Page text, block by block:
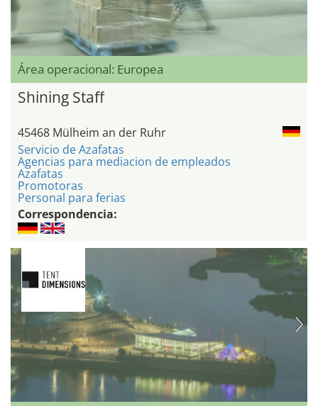
Área operacional: Europea
Shining Staff
45468 Mülheim an der Ruhr
Servicio de Azafatas
Agencias para mediacion de empleados
Azafatas
Promotoras
Personal para ferias
Correspondencia: